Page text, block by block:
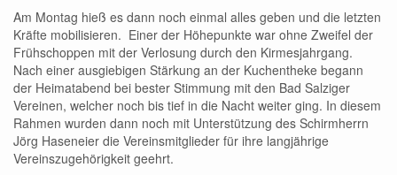
Am Montag hieß es dann noch einmal alles geben und die letzten
Kräfte mobilisieren. Einer der Höhepunkte war ohne Zweifel der
Frühschoppen mit der Verlosung durch den Kirmesjahrgang.
Nach einer ausgiebigen Stärkung an der Kuchentheke begann
der Heimatabend bei bester Stimmung mit den Bad Salziger
Vereinen, welcher noch bis tief in die Nacht weiter ging. In diesem
Rahmen wurden dann noch mit Unterstützung des Schirmherrn
Jörg Haseneier die Vereinsmitglieder für ihre langjährige
Vereinszugehörigkeit geehrt.